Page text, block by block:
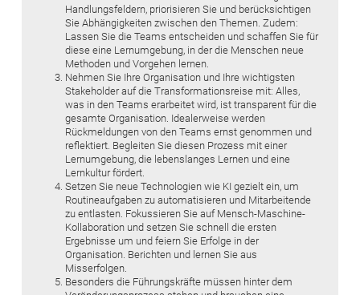
Handlungsfeldern, priorisieren Sie und berücksichtigen
Sie Abhängigkeiten zwischen den Themen. Zudem:
Lassen Sie die Teams entscheiden und schaffen Sie für
diese eine Lernumgebung, in der die Menschen neue
Methoden und Vorgehen lernen.
Nehmen Sie Ihre Organisation und Ihre wichtigsten
Stakeholder auf die Transformationsreise mit: Alles,
was in den Teams erarbeitet wird, ist transparent für die
gesamte Organisation. Idealerweise werden
Rückmeldungen von den Teams ernst genommen und
reflektiert. Begleiten Sie diesen Prozess mit einer
Lernumgebung, die lebenslanges Lernen und eine
Lernkultur fördert.
Setzen Sie neue Technologien wie KI gezielt ein, um
Routineaufgaben zu automatisieren und Mitarbeitende
zu entlasten. Fokussieren Sie auf Mensch-Maschine-
Kollaboration und setzen Sie schnell die ersten
Ergebnisse um und feiern Sie Erfolge in der
Organisation. Berichten und lernen Sie aus
Misserfolgen.
Besonders die Führungskräfte müssen hinter dem